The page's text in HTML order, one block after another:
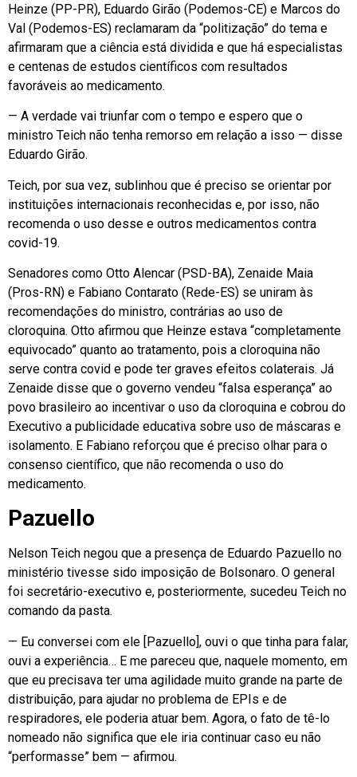
Heinze (PP-PR), Eduardo Girão (Podemos-CE) e Marcos do
Val (Podemos-ES) reclamaram da “politização” do tema e
afirmaram que a ciência está dividida e que há especialistas
e centenas de estudos científicos com resultados
favoráveis ao medicamento.
— A verdade vai triunfar com o tempo e espero que o
ministro Teich não tenha remorso em relação a isso — disse
Eduardo Girão.
Teich, por sua vez, sublinhou que é preciso se orientar por
instituições internacionais reconhecidas e, por isso, não
recomenda o uso desse e outros medicamentos contra
covid-19.
Senadores como Otto Alencar (PSD-BA), Zenaide Maia
(Pros-RN) e Fabiano Contarato (Rede-ES) se uniram às
recomendações do ministro, contrárias ao uso de
cloroquina. Otto afirmou que Heinze estava “completamente
equivocado” quanto ao tratamento, pois a cloroquina não
serve contra covid e pode ter graves efeitos colaterais. Já
Zenaide disse que o governo vendeu “falsa esperança” ao
povo brasileiro ao incentivar o uso da cloroquina e cobrou do
Executivo a publicidade educativa sobre uso de máscaras e
isolamento. E Fabiano reforçou que é preciso olhar para o
consenso científico, que não recomenda o uso do
medicamento.
Pazuello
Nelson Teich negou que a presença de Eduardo Pazuello no
ministério tivesse sido imposição de Bolsonaro. O general
foi secretário-executivo e, posteriormente, sucedeu Teich no
comando da pasta.
— Eu conversei com ele [Pazuello], ouvi o que tinha para falar,
ouvi a experiência… E me pareceu que, naquele momento, em
que eu precisava ter uma agilidade muito grande na parte de
distribuição, para ajudar no problema de EPIs e de
respiradores, ele poderia atuar bem. Agora, o fato de tê-lo
nomeado não significa que ele iria continuar caso eu não
“performasse” bem — afirmou.